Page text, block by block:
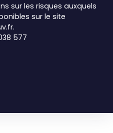
sur les risques auxquels
sur le site
577